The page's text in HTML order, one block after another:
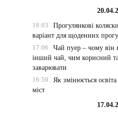
18:03
Прогулянкові
варіант для щоденних
17:06
Чай пуер – чому він
інший чай, чим корисний
заварювати
16:59
Як змінюється
міст